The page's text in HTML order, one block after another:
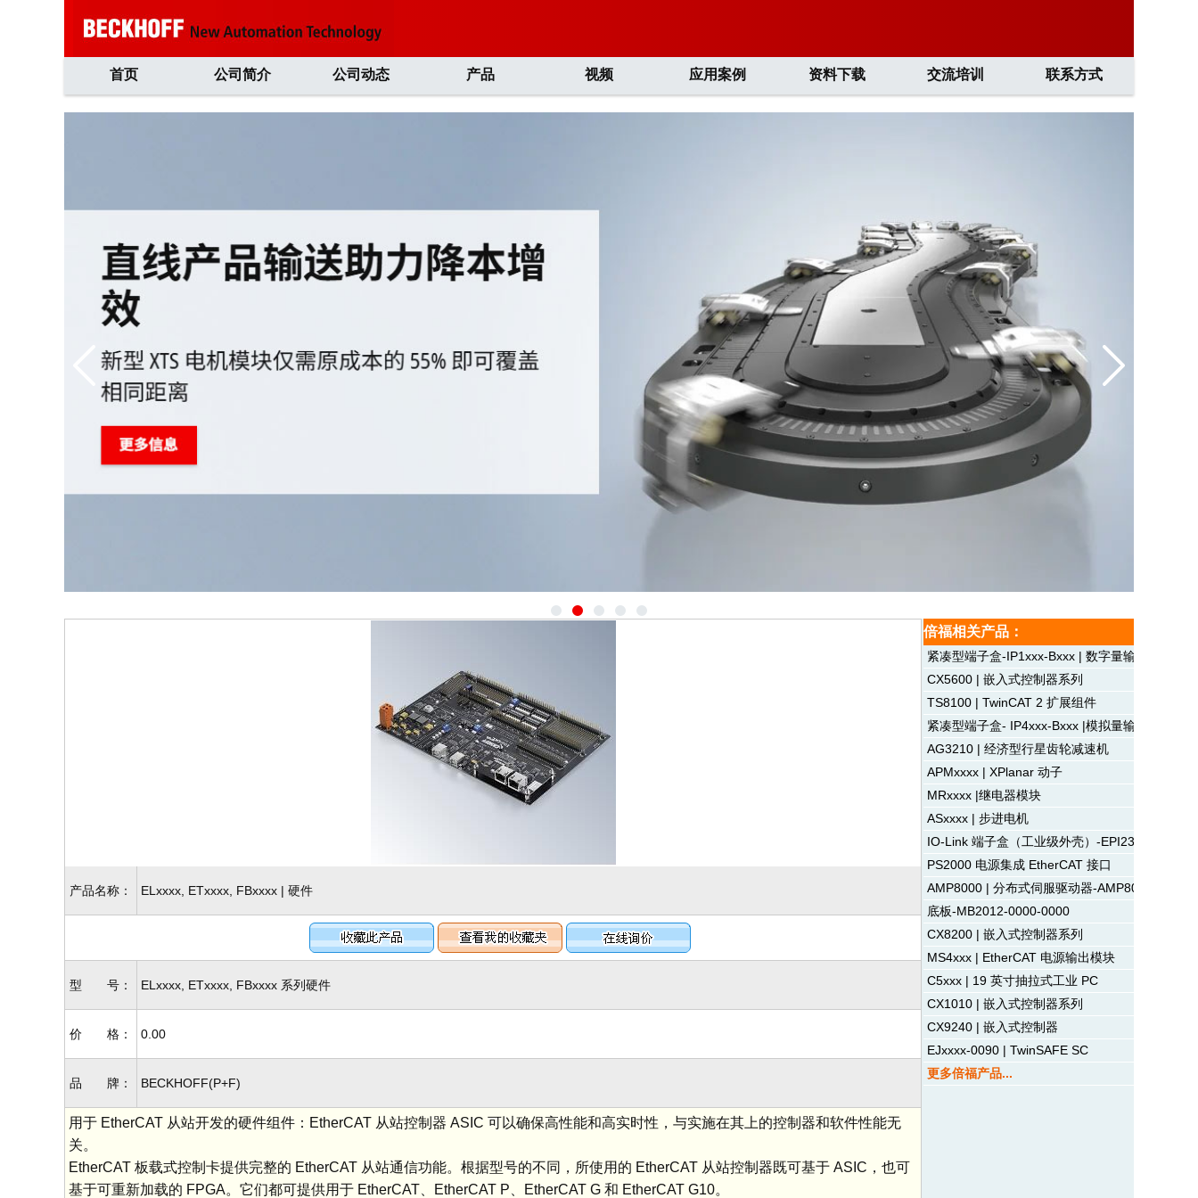
首页 公司简介 公司动态 产品 视频 应用案例 资料下载 交流培训 联系方式
产品名称： ELxxxx, ETxxxx, FBxxxx | 硬件
型 号： ELxxxx, ETxxxx, FBxxxx 系列硬件
价 格： 0.00
品 牌： BECKHOFF(P+F)
用于 EtherCAT 从站开发的硬件组件：EtherCAT 从站控制器 ASIC 可以确保高性能和高实时性，与实施在其上的控制器和软件性能无
关。
EtherCAT 板载式控制卡提供完整的 EtherCAT 从站通信功能。根据型号的不同，所使用的 EtherCAT 从站控制器既可基于 ASIC，也可
基于可重新加载的 FPGA。它们都可提供用于 EtherCAT、EtherCAT P、EtherCAT G 和 EtherCAT G10。
倍福相关产品：
紧凑型端子盒-IP1xxx-Bxxx | 数字量输入
CX5600 | 嵌入式控制器系列
TS8100 | TwinCAT 2 扩展组件
紧凑型端子盒- IP4xxx-Bxxx |模拟量输出
AG3210 | 经济型行星齿轮减速机
APMxxxx | XPlanar 动子
MRxxxx |继电器模块
ASxxxx | 步进电机
IO-Link 端子盒（工业级外壳）-EPI23xx |数字量
PS2000 电源集成 EtherCAT 接口
AMP8000 | 分布式伺服驱动器-AMP8041
底板-MB2012-0000-0000
CX8200 | 嵌入式控制器系列
MS4xxx | EtherCAT 电源输出模块
C5xxx | 19 英寸抽拉式工业 PC
CX1010 | 嵌入式控制器系列
CX9240 | 嵌入式控制器
EJxxxx-0090 | TwinSAFE SC
更多倍福产品...